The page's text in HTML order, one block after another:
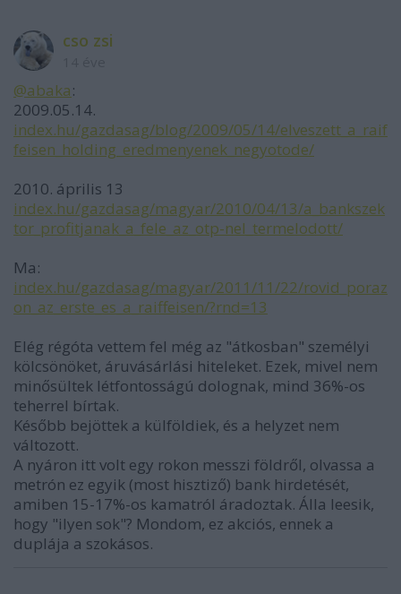
cso zsi
@abaka:
2009.05.14.
index.hu/gazdasag/blog/2009/05/14/elveszett_a_raif
feisen_holding_eredmenyenek_negyotode/
2010. április 13
index.hu/gazdasag/magyar/2010/04/13/a_bankszek
tor_profitjanak_a_fele_az_otp-nel_termelodott/
Ma:
index.hu/gazdasag/magyar/2011/11/22/rovid_poraz
on_az_erste_es_a_raiffeisen/?rnd=13
Elég régóta vettem fel még az "átkosban" személyi
kölcsönöket, áruvásárlási hiteleket. Ezek, mivel nem
minősültek létfontosságú dolognak, mind 36%-os
teherrel bírtak.
Később bejöttek a külföldiek, és a helyzet nem
változott.
A nyáron itt volt egy rokon messzi földről, olvassa a
metrón ez egyik (most hisztiző) bank hirdetését,
amiben 15-17%-os kamatról áradoztak. Álla leesik,
hogy "ilyen sok"? Mondom, ez akciós, ennek a
duplája a szokásos.